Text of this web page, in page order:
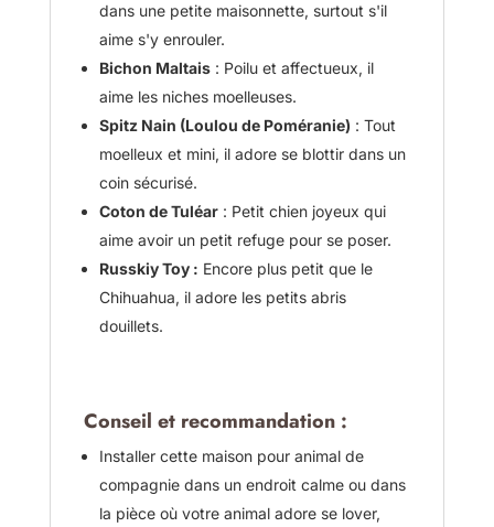
dans une petite maisonnette, surtout s'il
aime s'y enrouler.
Bichon Maltais: Poilu et affectueux, il
aime les niches moelleuses.
Spitz Nain (Loulou de Poméranie) : Tout
moelleux et mini, il adore se blottir dans un
coin sécurisé.
Coton de Tuléar: Petit chien joyeux qui
aime avoir un petit refuge pour se poser.
Russkiy Toy : Encore plus petit que le
Chihuahua, il adore les petits abris
douillets.
Conseil et recommandation :
Installer cette maison pour animal de
compagnie dans un endroit calme ou dans
la pièce où votre animal adore se lover,